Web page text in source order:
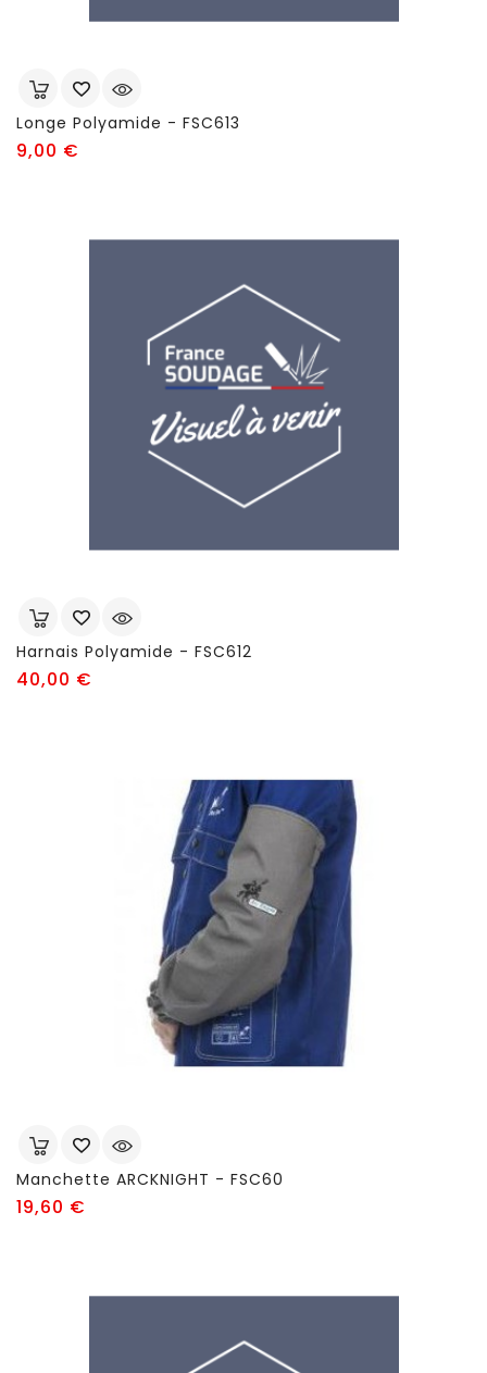
Longe Polyamide - FSC613
9,00 €
Harnais Polyamide - FSC612
40,00 €
Manchette ARCKNIGHT - FSC60
19,60 €